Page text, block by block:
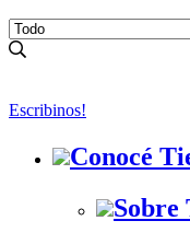
Escribinos!
Conocé
Sobre